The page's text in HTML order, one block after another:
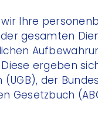
Ihre
gesamten
ergeben
der
Gesetzbuch